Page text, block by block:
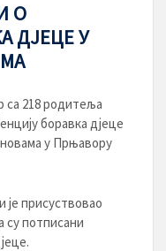
О
ДЈЕЦЕ У
са 218 родитеља
боравка дјеце
у Прњавору
је присуствовао
су потписани